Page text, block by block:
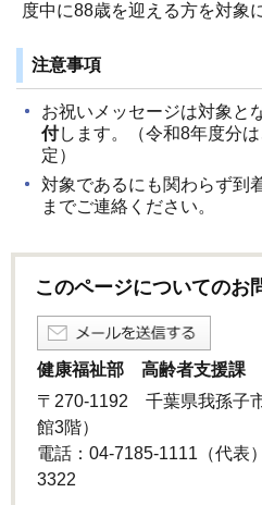
度中に88歳を迎える方を対象
注意事項
お祝いメッセージは対象と
付します。（令和8年度分
定）
対象であるにも関わらず到
までご連絡ください。
このページについてのお
健康福祉部 高齢者支援課
〒270-1192 千葉県我孫子
館3階）
電話：04-7185-1111（代表
3322